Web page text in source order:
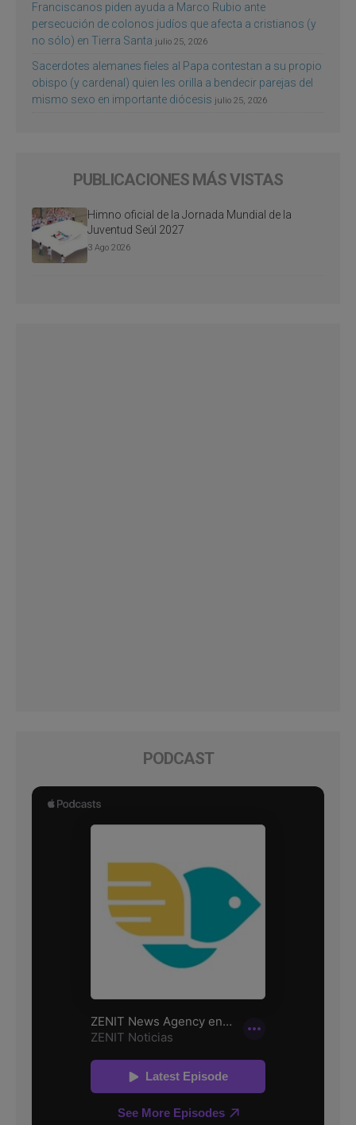
Franciscanos piden ayuda a Marco Rubio ante
persecución de colonos judíos que afecta a cristianos (y
no sólo) en Tierra Santa julio 25, 2026
Sacerdotes alemanes fieles al Papa contestan a su propio
obispo (y cardenal) quien les orilla a bendecir parejas del
mismo sexo en importante diócesis julio 25, 2026
PUBLICACIONES MÁS VISTAS
Himno oficial de la Jornada Mundial de la
Juventud Seúl 2027
3 Ago 2026
PODCAST